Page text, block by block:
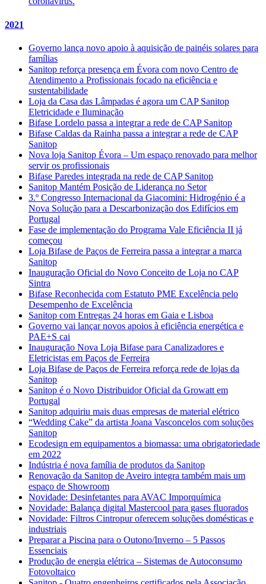
2021
Governo lança novo apoio à aquisição de painéis solares para
famílias
Sanitop reforça presença em Évora com novo Centro de
Atendimento a Profissionais focado na eficiência e
sustentabilidade
Loja da Casa das Lâmpadas é agora um CAP Sanitop
Eletricidade e Iluminação
Bifase Lordelo passa a integrar a rede de CAP Sanitop
Bifase Caldas da Rainha passa a integrar a rede de CAP
Sanitop
Nova loja Sanitop Évora – Um espaço renovado para melhor
servir os profissionais
Bifase Paredes integrada na rede de CAP Sanitop
Sanitop Mantém Posição de Liderança no Setor
3.º Congresso Internacional da Giacomini: Hidrogénio é a
Nova Solução para a Descarbonização dos Edifícios em
Portugal
Fase de implementação do Programa Vale Eficiência II já
começou
Loja Bifase de Paços de Ferreira passa a integrar a marca
Sanitop
Inauguração Oficial do Novo Conceito de Loja no CAP
Sintra
Bifase Reconhecida com Estatuto PME Excelência pelo
Desempenho de Excelência
Sanitop com Entregas 24 horas em Gaia e Lisboa
Governo vai lançar novos apoios à eficiência energética e
PAE+S cai
Inauguração Nova Loja Bifase para Canalizadores e
Eletricistas em Paços de Ferreira
Loja Bifase de Paços de Ferreira reforça rede de lojas da
Sanitop
Sanitop é o Novo Distribuidor Oficial da Growatt em
Portugal
Sanitop adquiriu mais duas empresas de material elétrico
“Wedding Cake” da artista Joana Vasconcelos com soluções
Sanitop
Ecodesign em equipamentos a biomassa: uma obrigatoriedade
em 2022
Indústria é nova família de produtos da Sanitop
Renovação da Sanitop de Aveiro integra também mais um
espaço de Showroom
Novidade: Desinfetantes para AVAC Imporquímica
Novidade: Balança digital Mastercool para gases fluorados
Novidade: Filtros Cintropur oferecem soluções domésticas e
industriais
Preparar a Piscina para o Outono/Inverno – 5 Passos
Essenciais
Produção de energia elétrica – Sistemas de Autoconsumo
Fotovoltaico